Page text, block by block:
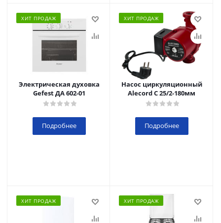
ХИТ ПРОДАЖ
Электрическая духовка
Gefest ДА 602-01
Подробнее
ХИТ ПРОДАЖ
Насос циркуляционный
Alecord C 25/2-180мм
Подробнее
ХИТ ПРОДАЖ ХИТ ПРОДАЖ